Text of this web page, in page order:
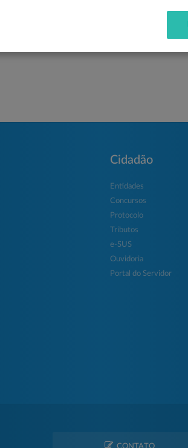
Cidadão
Entidades
Concursos
Protocolo
Tributos
e-SUS
Ouvidoria
Portal do Servidor
CONTATO